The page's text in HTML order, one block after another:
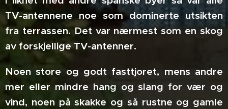
TV-antennene noe som dominerte utsikten
fra terrassen. Det var nærmest som en skog
av forskjellige TV-antenner.
Noen store og godt fasttjoret, mens andre
mer eller mindre hang og slang for vær og
vind, noen på skakke og så rustne og gamle